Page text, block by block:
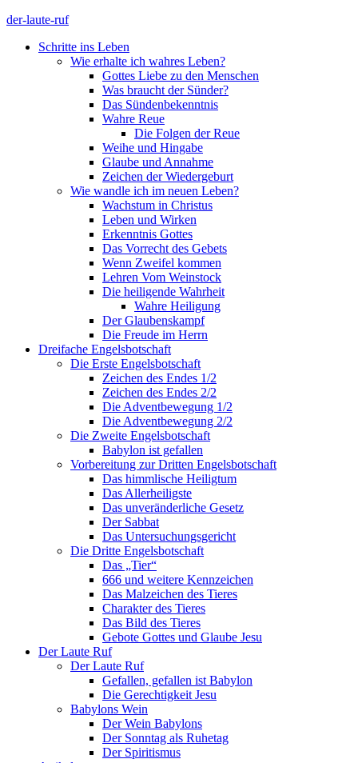
der-laute-ruf
Schritte ins Leben
Wie erhalte ich wahres Leben?
Gottes Liebe zu den Menschen
Was braucht der Sünder?
Das Sündenbekenntnis
Wahre Reue
Die Folgen der Reue
Weihe und Hingabe
Glaube und Annahme
Zeichen der Wiedergeburt
Wie wandle ich im neuen Leben?
Wachstum in Christus
Leben und Wirken
Erkenntnis Gottes
Das Vorrecht des Gebets
Wenn Zweifel kommen
Lehren Vom Weinstock
Die heiligende Wahrheit
Wahre Heiligung
Der Glaubenskampf
Die Freude im Herrn
Dreifache Engelsbotschaft
Die Erste Engelsbotschaft
Zeichen des Endes 1/2
Zeichen des Endes 2/2
Die Adventbewegung 1/2
Die Adventbewegung 2/2
Die Zweite Engelsbotschaft
Babylon ist gefallen
Vorbereitung zur Dritten Engelsbotschaft
Das himmlische Heiligtum
Das Allerheiligste
Das unveränderliche Gesetz
Der Sabbat
Das Untersuchungsgericht
Die Dritte Engelsbotschaft
Das „Tier“
666 und weitere Kennzeichen
Das Malzeichen des Tieres
Charakter des Tieres
Das Bild des Tieres
Gebote Gottes und Glaube Jesu
Der Laute Ruf
Der Laute Ruf
Gefallen, gefallen ist Babylon
Die Gerechtigkeit Jesu
Babylons Wein
Der Wein Babylons
Der Sonntag als Ruhetag
Der Spiritismus